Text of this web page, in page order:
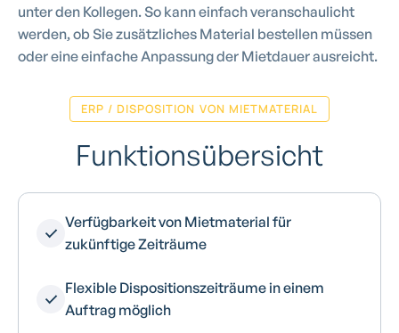
unter den Kollegen. So kann einfach veranschaulicht
werden, ob Sie zusätzliches Material bestellen müssen
oder eine einfache Anpassung der Mietdauer ausreicht.
ERP / DISPOSITION VON MIETMATERIAL
Funktionsübersicht
Verfügbarkeit von Mietmaterial für
zukünftige Zeiträume
Flexible Dispositionszeiträume in einem
Auftrag möglich